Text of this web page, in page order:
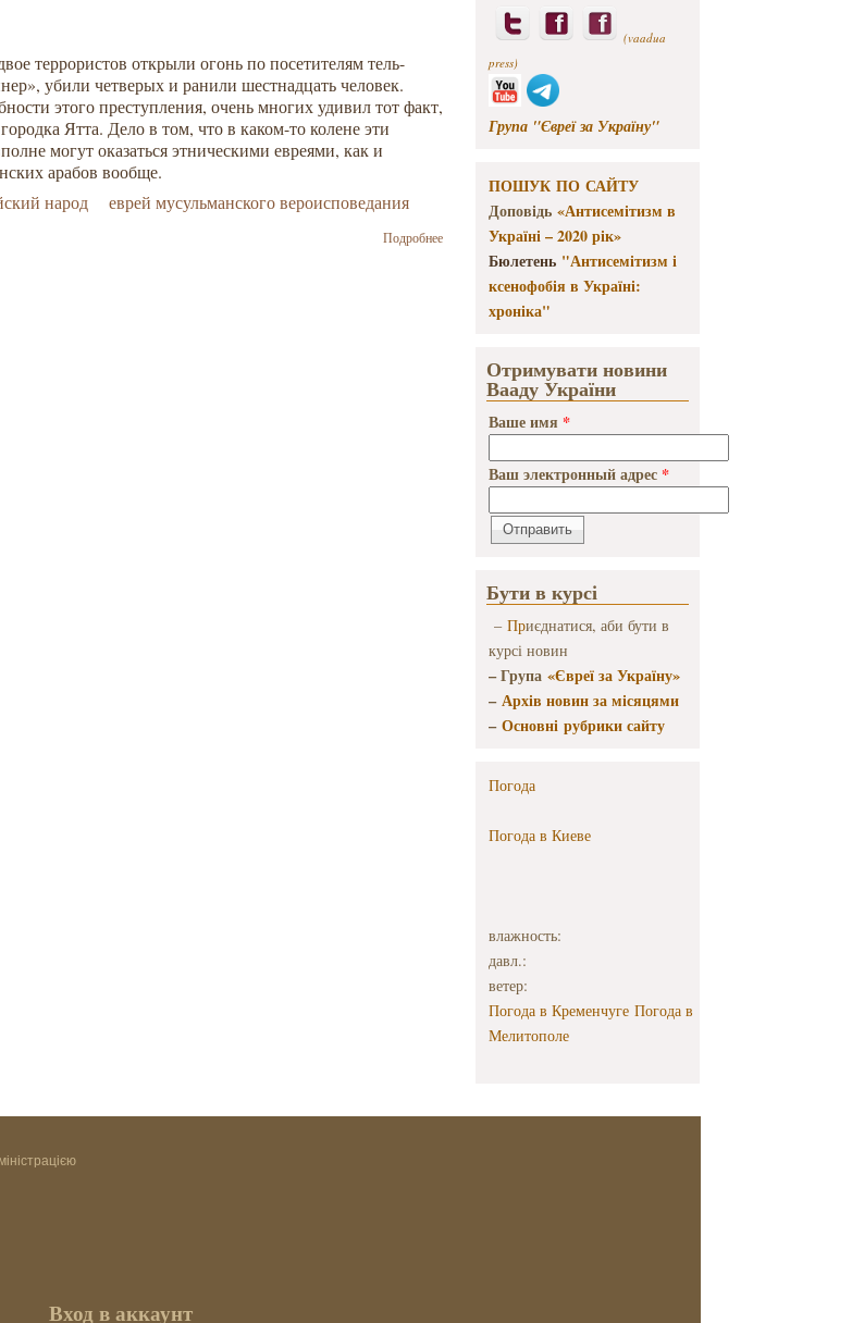
террористов открыли огонь по посетителям тель-
убили четверых и ранили шестнадцать человек.
этого преступления, очень многих удивил тот факт,
Ятта. Дело в том, что в каком-то колене эти
могут оказаться этническими евреями, как и
арабов вообще.
народ еврей мусульманского вероисповедания
Подробнеео Возможно ли
обратно в
еврейский народ в
вероисповедания»
(vaadua
press)
Група "Євреї за Україну"
ПОШУК ПО САЙТУ
Доповідь «Антисемітизм в
Україні – 2020 рік»
Бюлетень "Антисемітизм і
ксенофобія в Україні:
хроніка"
Отримувати новини
Вааду України
Ваше имя *
Ваш электронный адрес *
Бути в курсі
– Приєднатися, аби бути в
курсі новин
– Група «Євреї за Україну»
–Архів новин за місяцями
–Основні рубрики сайту
Погода
Погода в Киеве
влажность:
давл.:
ветер:
Погода в Кременчуге Погода в
Мелитополе
Вход в аккаунт